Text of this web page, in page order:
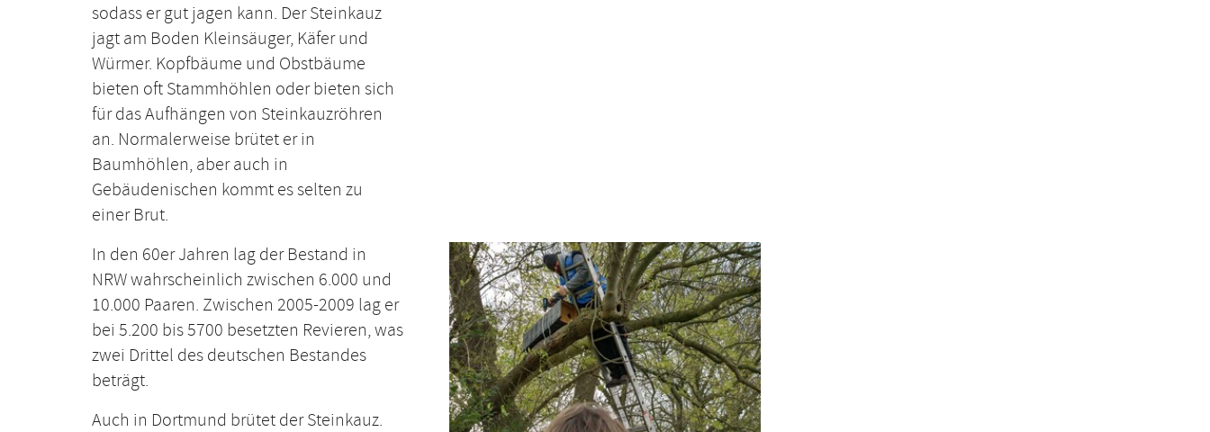
sodass er gut jagen kann. Der Steinkauz
jagt am Boden Kleinsäuger, Käfer und
Würmer. Kopfbäume und Obstbäume
bieten oft Stammhöhlen oder bieten sich
für das Aufhängen von Steinkauzröhren
an. Normalerweise brütet er in
Baumhöhlen, aber auch in
Gebäudenischen kommt es selten zu
einer Brut.
Show larger version
In den 60er Jahren lag der Bestand in
NRW wahrscheinlich zwischen 6.000 und
10.000 Paaren. Zwischen 2005-2009 lag er
bei 5.200 bis 5700 besetzten Revieren, was
zwei Drittel des deutschen Bestandes
beträgt.
Auch in Dortmund brütet der Steinkauz.